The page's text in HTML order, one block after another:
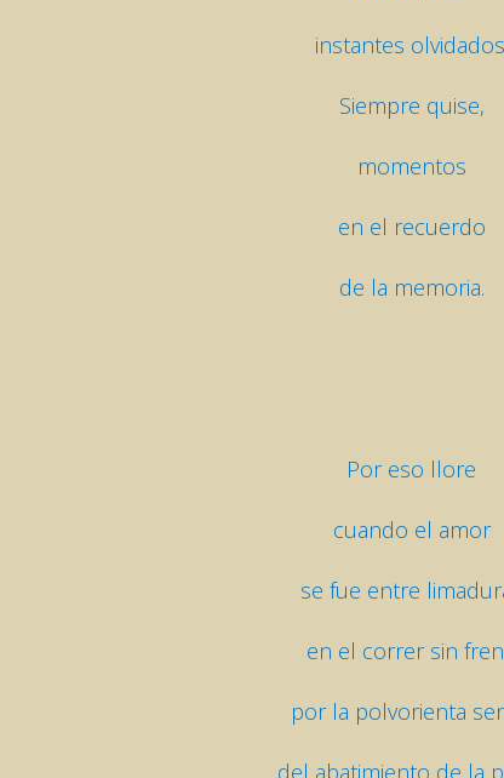
instantes
Siempre quise,
momentos
en el recuerdo
de la memoria.
Por eso llore
cuando el amor
se fue entre
en el correr sin
por la polvorienta
del abatimiento de la